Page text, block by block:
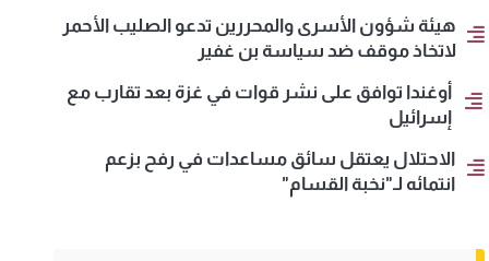
هيئة شؤون الأسرى والمحررين تدعو الصليب الأحمر
لاتخاذ موقف ضد سياسة بن غفير
أوغندا توافق على نشر قوات في غزة بعد تقارب مع
إسرائيل
الاحتلال يعتقل سائق مساعدات في رفح بزعم
انتمائه لـ"نخبة القسام"